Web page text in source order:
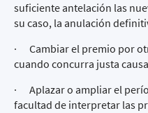
suficiente antelación las
su caso, la anulación
· Cambiar el premio por
cuando concurra justa
· Aplazar o ampliar el
facultad de interpretar las